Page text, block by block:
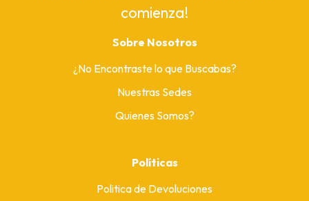
comienza!
Sobre Nosotros
¿No Encontraste lo que Buscabas?
Nuestras Sedes
Quienes Somos?
Políticas
Politica de Devoluciones